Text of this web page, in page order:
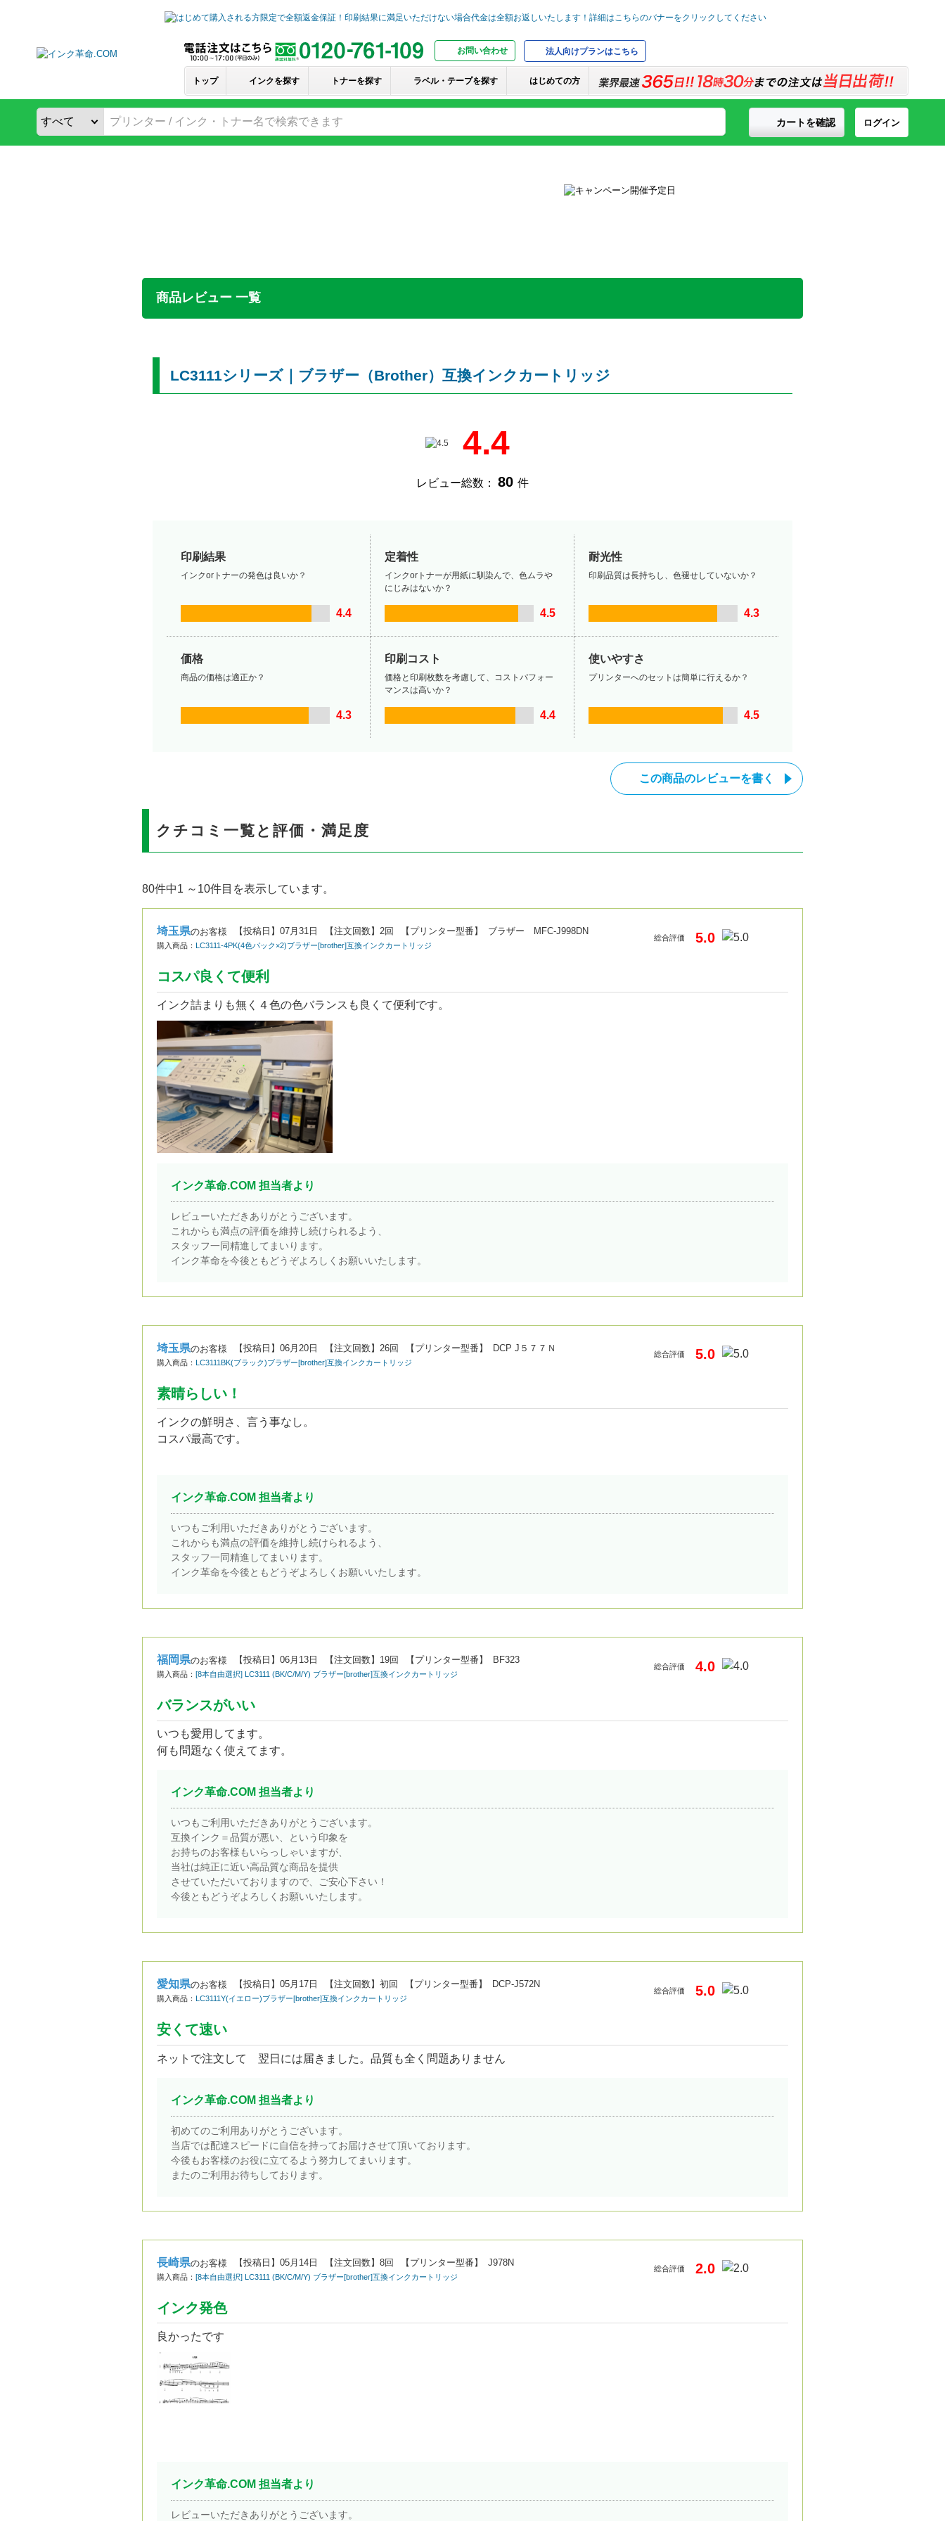
お問い合わせ 法人向けプランはこちら
トップ インクを探す トナーを探す ラベル・テープを探す はじめての方
ログイン
カートを確認
商品レビュー 一覧
LC3111シリーズ｜ブラザー（Brother）互換インクカートリッジ
4.4
レビュー総数： 80 件
印刷結果
インクorトナーの発色は良いか？
4.4
定着性
インクorトナーが用紙に馴染んで、色ムラや
にじみはないか？
4.5
耐光性
印刷品質は長持ちし、色褪せしていないか？
4.3
価格
商品の価格は適正か？
4.3
印刷コスト
価格と印刷枚数を考慮して、コストパフォー
マンスは高いか？
4.4
使いやすさ
プリンターへのセットは簡単に行えるか？
4.5
この商品のレビューを書く
クチコミ一覧と評価・満足度
80件中1 ～10件目を表示しています。
埼玉県のお客様 【投稿日】 07月31日 【注文回数】 2回 【プリンター型番】 ブラザー MFC-J998DN
購入商品： LC3111-4PK(4色パック×2)ブラザー[brother]互換インクカートリッジ
総合評価 5.0
コスパ良くて便利
インク詰まりも無く４色の色バランスも良くて便利です。
インク革命.COM 担当者より
レビューいただきありがとうございます。
これからも満点の評価を維持し続けられるよう、
スタッフ一同精進してまいります。
インク革命を今後ともどうぞよろしくお願いいたします。
埼玉県のお客様 【投稿日】 06月20日 【注文回数】 26回 【プリンター型番】 DCP J５７７Ｎ
購入商品： LC3111BK(ブラック)ブラザー[brother]互換インクカートリッジ
総合評価 5.0
素晴らしい！
インクの鮮明さ、言う事なし。
コスパ最高です。
インク革命.COM 担当者より
いつもご利用いただきありがとうございます。
これからも満点の評価を維持し続けられるよう、
スタッフ一同精進してまいります。
インク革命を今後ともどうぞよろしくお願いいたします。
福岡県のお客様 【投稿日】 06月13日 【注文回数】 19回 【プリンター型番】 BF323
購入商品： [8本自由選択] LC3111 (BK/C/M/Y) ブラザー[brother]互換インクカートリッジ
総合評価 4.0
バランスがいい
いつも愛用してます。
何も問題なく使えてます。
インク革命.COM 担当者より
いつもご利用いただきありがとうございます。
互換インク＝品質が悪い、という印象を
お持ちのお客様もいらっしゃいますが、
当社は純正に近い高品質な商品を提供
させていただいておりますので、ご安心下さい！
今後ともどうぞよろしくお願いいたします。
愛知県のお客様 【投稿日】 05月17日 【注文回数】 初回 【プリンター型番】 DCP-J572N
購入商品： LC3111Y(イエロー)ブラザー[brother]互換インクカートリッジ
総合評価 5.0
安くて速い
ネットで注文して 翌日には届きました。品質も全く問題ありません
インク革命.COM 担当者より
初めてのご利用ありがとうございます。
当店では配達スピードに自信を持ってお届けさせて頂いております。
今後もお客様のお役に立てるよう努力してまいります。
またのご利用お待ちしております。
長崎県のお客様 【投稿日】 05月14日 【注文回数】 8回 【プリンター型番】 J978N
購入商品： [8本自由選択] LC3111 (BK/C/M/Y) ブラザー[brother]互換インクカートリッジ
総合評価 2.0
インク発色
良かったです
インク革命.COM 担当者より
レビューいただきありがとうございます。